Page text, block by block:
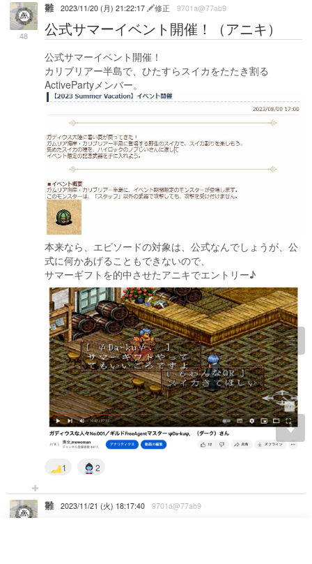
48
雛 2023/11/20 (月) 21:22:17 修正 9701a@77ab9
公式サマーイベント開催！（アニキ）
公式サマーイベント開催！
カリブリアー半島で、ひたすらスイカをたたき割る
ActivePartyメンバー。
本来なら、エピソードの対象は、公式なんでしょうが、公
式に何かあげることもできないので、
サマーギフトを的中させたアニキでエントリー♪
1 2
雛 2023/11/21 (火) 18:17:40 9701a@77ab9